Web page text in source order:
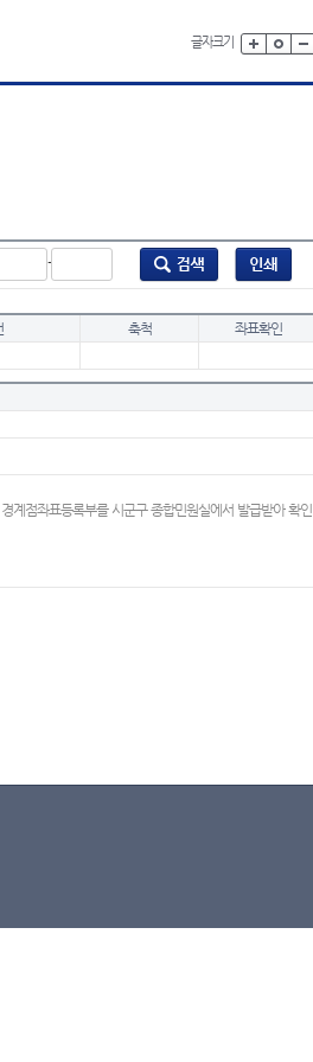
글자크기
-
축척 좌표확인
계점좌표등록부를 시군구 종합민원실에서 발급받아 확인